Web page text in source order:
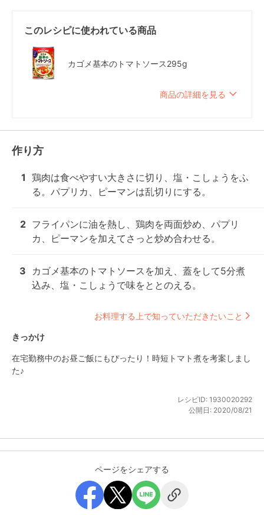
このレシピに使われている商品
カゴメ基本のトマトソース295g
商品の詳細を見る
作り方
1 鶏肉は食べやすい大きさに切り、塩・こしょうをふ
る。パプリカ、ピーマンは乱切りにする。
2 フライパンに油を熱し、鶏肉を両面炒め、パプリ
カ、ピーマンを加えてさっと炒め合わせる。
3
カゴメ基本のトマトソースを加え、蓋をして5分煮
込み、塩・こしょうで味をととのえる。
お料理する上で知っていただきたいこと
きっかけ
在宅勤務中のお昼ご飯にもぴったり！時短トマト煮を考案しまし
た♪
レシピID: 1930020292
公開日: 2020/08/21
ページをシェアする